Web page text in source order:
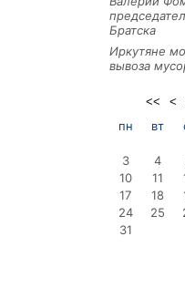
Братска
Иркутяне
вывоза
<< <
пн вт
3
4
10
11
17
18
24
25
31